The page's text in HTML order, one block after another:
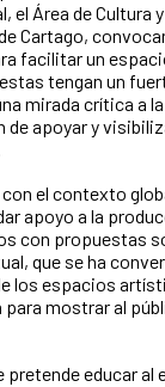
el Área de Cultura
Cartago,
facilitar un
tengan un
mirada crítica a
de apoyar y
el contexto
apoyo a la
con propuestas
que se ha
los espacios
mostrar al
educar al